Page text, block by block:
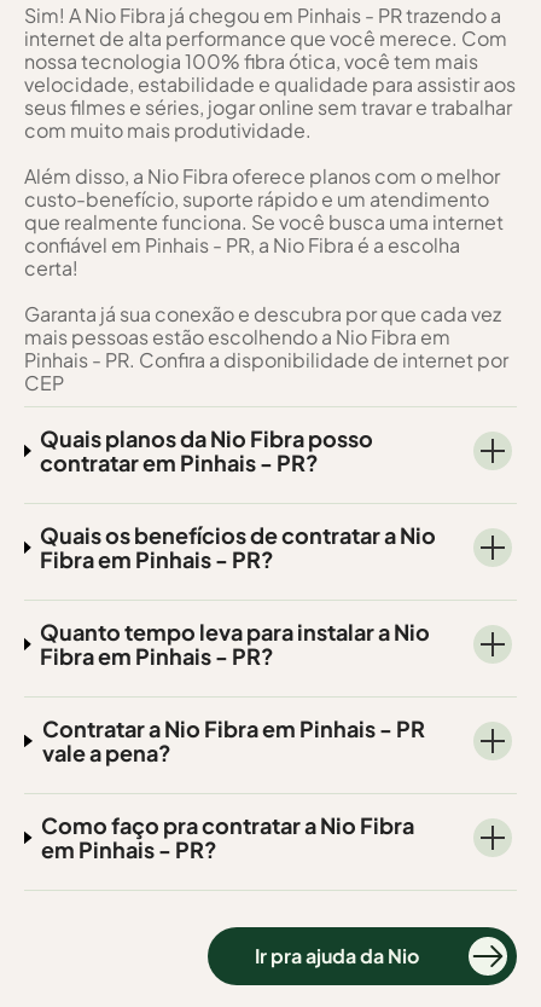
Sim! A Nio Fibra já chegou em Pinhais - PR trazendo a
internet de alta performance que você merece. Com
nossa tecnologia 100% fibra ótica, você tem mais
velocidade, estabilidade e qualidade para assistir aos
seus filmes e séries, jogar online sem travar e trabalhar
com muito mais produtividade.
Além disso, a Nio Fibra oferece planos com o melhor
custo-benefício, suporte rápido e um atendimento
que realmente funciona. Se você busca uma internet
confiável em Pinhais - PR, a Nio Fibra é a escolha
certa!
Garanta já sua conexão e descubra por que cada vez
mais pessoas estão escolhendo a Nio Fibra em
Pinhais - PR. Confira a disponibilidade de internet por
CEP
Quais planos da Nio Fibra posso
contratar em Pinhais - PR?
Quais os benefícios de contratar a Nio
Fibra em Pinhais - PR?
Quanto tempo leva para instalar a Nio
Fibra em Pinhais - PR?
Contratar a Nio Fibra em Pinhais - PR
vale a pena?
Como faço pra contratar a Nio Fibra
em Pinhais - PR?
Ir pra ajuda da Nio